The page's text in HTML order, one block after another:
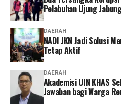
diminimalkan. Dengan begitu,
administrasi dengan lebih
mengantre di kantor,”
Pelabuhan Ujung
DAERAH
NADI JKN Jadi Solusi
Tetap Aktif
DAERAH
Akademisi UIN KHAS
Jawaban bagi Warga